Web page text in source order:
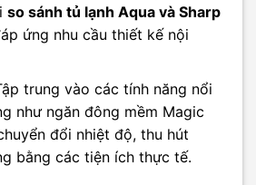
so sánh tủ lạnh Aqua và Sharp
ứng nhu cầu thiết kế nội
trung vào các tính năng nổi
như ngăn đông mềm Magic
đổi nhiệt độ, thu hút
bằng các tiện ích thực tế.